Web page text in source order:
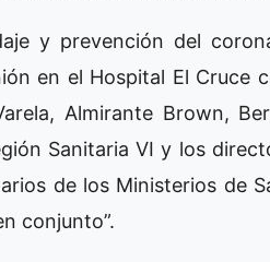
y prevención del
en el Hospital El Cruce
Almirante Brown,
Sanitaria VI y los
de los Ministerios de
conjunto”.